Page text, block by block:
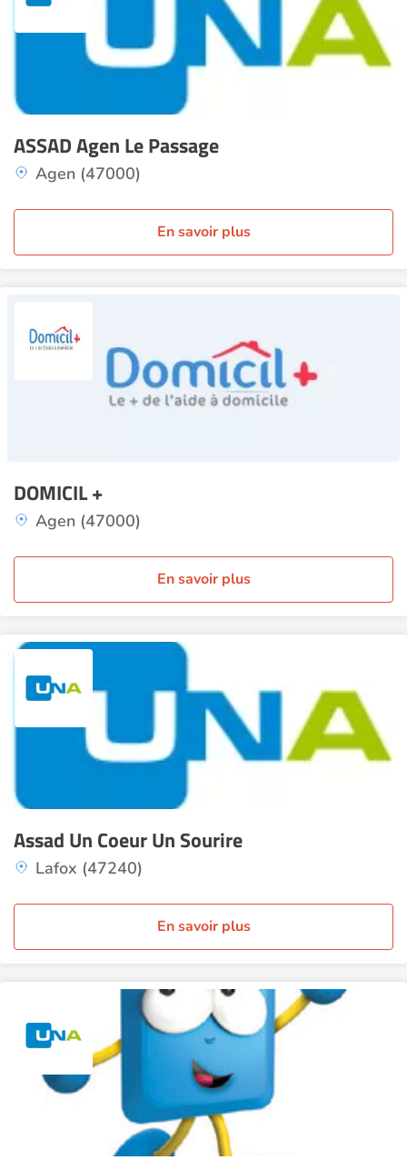
ASSAD Agen Le Passage
Agen (47000)
En savoir plus
DOMICIL +
Agen (47000)
En savoir plus
Assad Un Coeur Un Sourire
Lafox (47240)
En savoir plus